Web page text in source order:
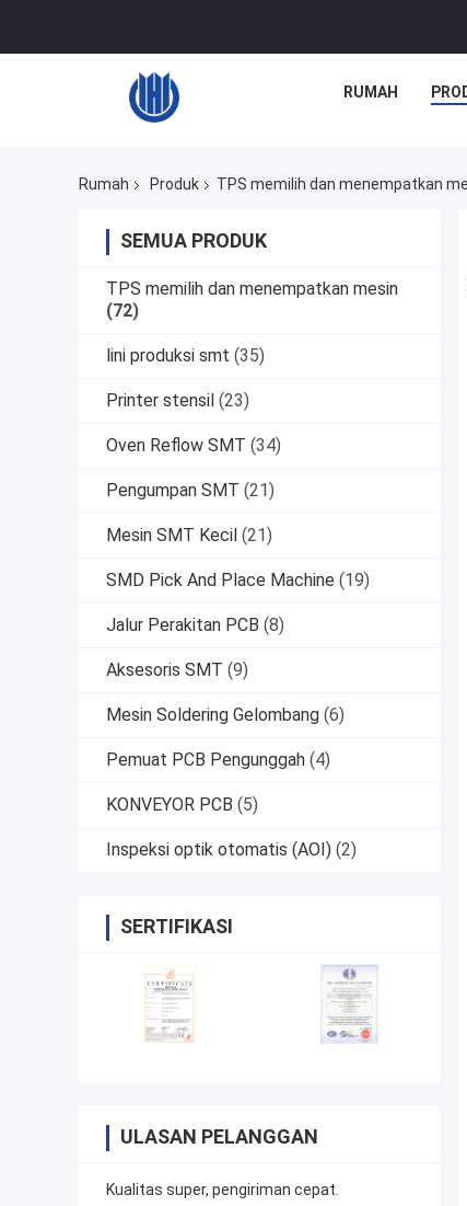
RUMAH
Rumah Produk TPS memilih dan menempatkan
SEMUA PRODUK
TPS memilih dan menempatkan mesin
(72)
lini produksi smt (35)
Printer stensil (23)
Oven Reflow SMT (34)
Pengumpan SMT (21)
Mesin SMT Kecil (21)
SMD Pick And Place Machine (19)
Jalur Perakitan PCB (8)
Aksesoris SMT (9)
Mesin Soldering Gelombang (6)
Pemuat PCB Pengunggah (4)
KONVEYOR PCB (5)
Inspeksi optik otomatis (AOI) (2)
SERTIFIKASI
ULASAN PELANGGAN
Kualitas super, pengiriman cepat.